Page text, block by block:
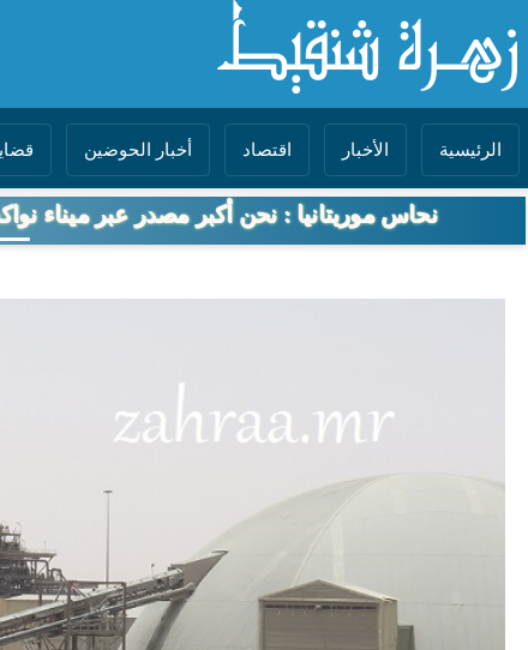
الرئيسية الأخبار اقتصاد أخبار الحوضين
نحاس موريتانيا : نحن أكبر مصدر عبر ميناء